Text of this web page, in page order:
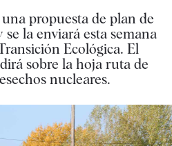
propuesta de plan de
la enviará esta semana
Ecológica. El
sobre la hoja ruta de
nucleares.